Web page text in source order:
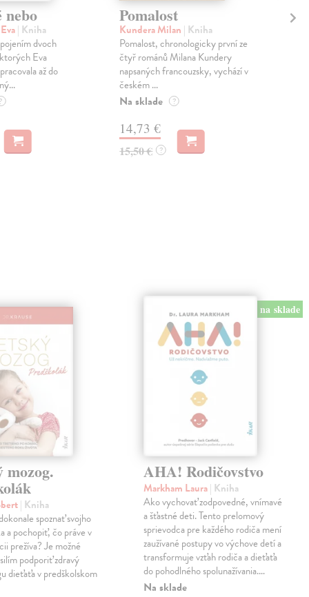
nebo
| Kniha
dvoch
Eva
až do
?
Pomalost
Kundera Milan | Kniha
Pomalost, chronologicky první ze
čtyř románů Milana Kundery
napsaných francouzsky, vychází v
českém ...
Na sklade ?
14,73 €
15,50 € ?
mozog.
| Kniha
spoznať svojho
a pochopiť, čo práve v
prežíva? Je možné
podporiť zdravý
dieťaťa v predškolskom
na sklade
AHA! Rodičovstvo
Markham Laura| Kniha
Ako vychovať zodpovedné, vnímavé
a šťastné deti. Tento prelomový
sprievodca pre každého rodiča mení
zaužívané postupy vo výchove detí a
transformuje vzťah rodiča a dieťaťa
do pohodlného spolunažívania.…
Na sklade